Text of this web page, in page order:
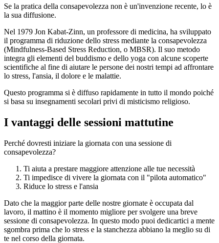
Se la pratica della consapevolezza non è un'invenzione recente, lo è
la sua diffusione.
Nel 1979 Jon Kabat-Zinn, un professore di medicina, ha sviluppato
il programma di riduzione dello stress mediante la consapevolezza
(Mindfulness-Based Stress Reduction, o MBSR). Il suo metodo
integra gli elementi del buddismo e dello yoga con alcune scoperte
scientifiche al fine di aiutare le persone dei nostri tempi ad affrontare
lo stress, l'ansia, il dolore e le malattie.
Questo programma si è diffuso rapidamente in tutto il mondo poiché
si basa su insegnamenti secolari privi di misticismo religioso.
I vantaggi delle sessioni mattutine
Perché dovresti iniziare la giornata con una sessione di
consapevolezza?
Ti aiuta a prestare maggiore attenzione alle tue necessità
Ti impedisce di vivere la giornata con il "pilota automatico"
Riduce lo stress e l'ansia
Dato che la maggior parte delle nostre giornate è occupata dal
lavoro, il mattino è il momento migliore per svolgere una breve
sessione di consapevolezza. In questo modo puoi dedicartici a mente
sgombra prima che lo stress e la stanchezza abbiano la meglio su di
te nel corso della giornata.